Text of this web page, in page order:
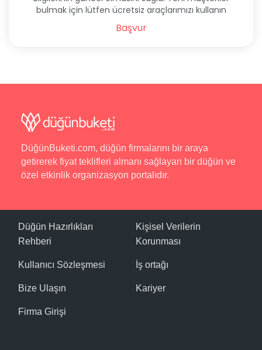
bulmak için lütfen ücretsiz araçlarımızı kullanın
Başvur
DüğünBuketi.com, düğün firmalarını bir araya
getirerek fiyat teklifleri almanı sağlayan bir düğün ve
özel etkinlik organizasyon portalıdır.
Düğün Hazırlıkları
Rehberi
Kullanıcı Sözleşmesi
Bize Ulaşın
Firma Girişi
Kişisel Verilerin
Korunması
İş ortağı
Kariyer